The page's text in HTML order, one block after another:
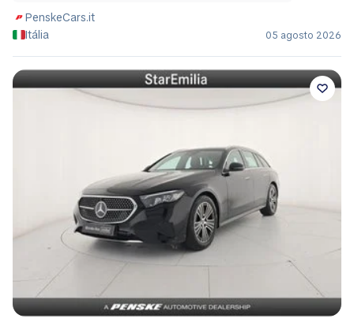
PenskeCars.it
Itália
05 agosto 2026